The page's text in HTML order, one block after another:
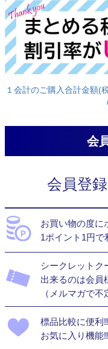
１会計のご購入合計金額(
会
会員登
お買い物の度に
1ポイント1円で
シークレットク
出来るのは会員
（メルマガで不
標品比較に便利‼
お気に入り機能‼